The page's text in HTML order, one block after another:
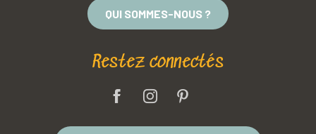
QUI SOMMES-NOUS ?
Restez connectés